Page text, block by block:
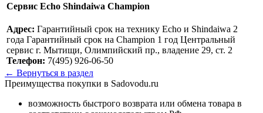
Сервис Echo Shindaiwa Champion
Адрес: Гарантийный срок на технику Echo и Shindaiwa 2
года Гарантийный срок на Champion 1 год Центральный
сервис г. Мытищи, Олимпийский пр., владение 29, ст. 2
Телефон: 7(495) 926-06-50
← Вернуться в раздел
Преимущества покупки в Sadovodu.ru
возможность быстрого возврата или обмена товара в